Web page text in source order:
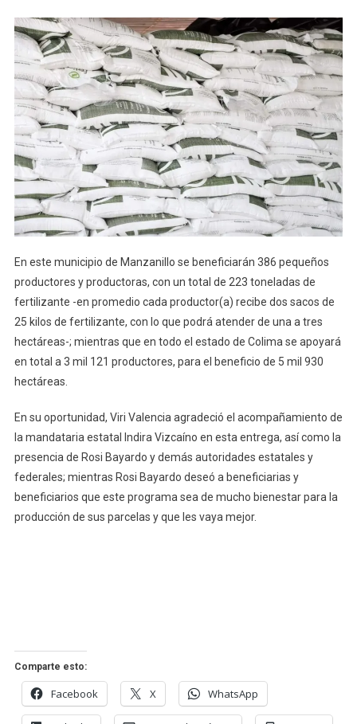
En este municipio de Manzanillo se beneficiarán 386 pequeños
productores y productoras, con un total de 223 toneladas de
fertilizante -en promedio cada productor(a) recibe dos sacos de
25 kilos de fertilizante, con lo que podrá atender de una a tres
hectáreas-; mientras que en todo el estado de Colima se apoyará
en total a 3 mil 121 productores, para el beneficio de 5 mil 930
hectáreas.
En su oportunidad, Viri Valencia agradeció el acompañamiento de
la mandataria estatal Indira Vizcaíno en esta entrega, así como la
presencia de Rosi Bayardo y demás autoridades estatales y
federales; mientras Rosi Bayardo deseó a beneficiarias y
beneficiarios que este programa sea de mucho bienestar para la
producción de sus parcelas y que les vaya mejor.
Comparte esto:
Facebook X WhatsApp